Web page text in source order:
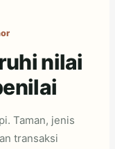
nilai
Taman, jenis
transaksi